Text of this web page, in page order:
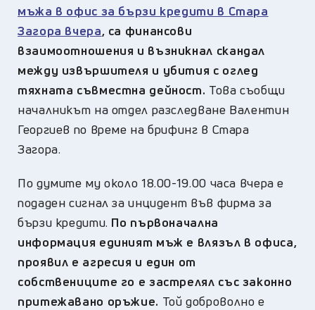
мъжа в офис за бързи кредити в Стара
Загора вчера, са финансови
взаимоотношения и възникнал скандал
между извършителя и убития с оглед
тяхната съвместна дейност. Това съобщи
началникът на отдел разследване Валентин
Георгиев по време на брифинг в Стара
Загора.
По думите му около 18.00-19.00 часа вчера е
подаден сигнал за инцидент във фирма за
бързи кредити. По първоначална
информация единият мъж е влязъл в офиса,
проявил е агресия и един от
собствениците го е застрелял със законно
притежавано оръжие. Той доброволно е